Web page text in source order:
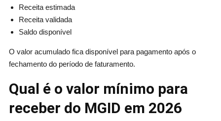
Receita estimada
Receita validada
Saldo disponível
O valor acumulado fica disponível para pagamento após o
fechamento do período de faturamento.
Qual é o valor mínimo para
receber do MGID em 2026